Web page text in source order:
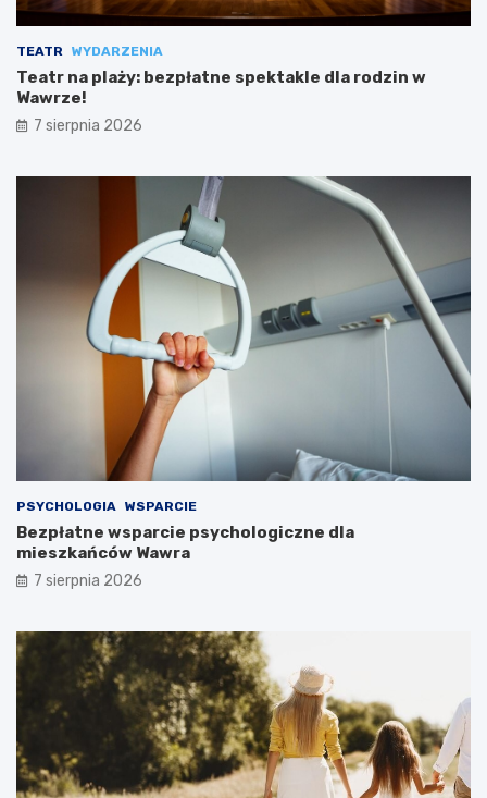
TEATR WYDARZENIA
Teatr na plaży: bezpłatne spektakle dla rodzin w
Wawrze!
7 sierpnia 2026
PSYCHOLOGIA WSPARCIE
Bezpłatne wsparcie psychologiczne dla
mieszkańców Wawra
7 sierpnia 2026